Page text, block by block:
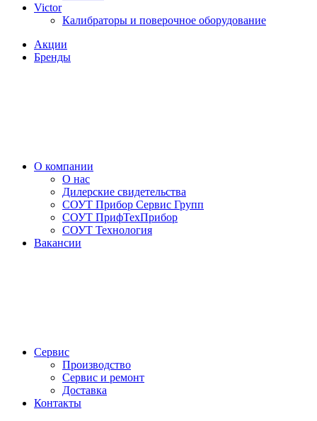
Victor
Калибраторы и поверочное оборудование
Акции
Бренды
О компании
О нас
Дилерские свидетельства
СОУТ Прибор Сервис Групп
СОУТ ПрифТехПрибор
СОУТ Технология
Вакансии
Сервис
Производство
Сервис и ремонт
Доставка
Контакты